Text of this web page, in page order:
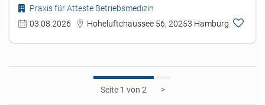
Praxis für Atteste Betriebsmedizin
03.08.2026
Hoheluftchaussee 56, 20253 Hamburg
1 >